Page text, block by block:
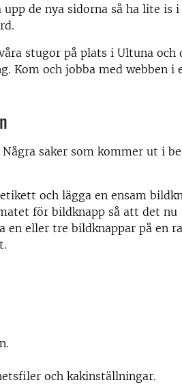
de nya sidorna så ha lite is i
stugor på plats i Ultuna och
Kom och jobba med webben i
saker som kommer ut i
och lägga en ensam
för bildknapp så att det nu
en eller tre bildknappar på en
och kakinställningar.